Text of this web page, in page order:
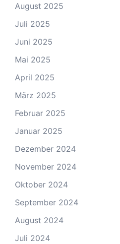
August 2025
Juli 2025
Juni 2025
Mai 2025
April 2025
März 2025
Februar 2025
Januar 2025
Dezember 2024
November 2024
Oktober 2024
September 2024
August 2024
Juli 2024